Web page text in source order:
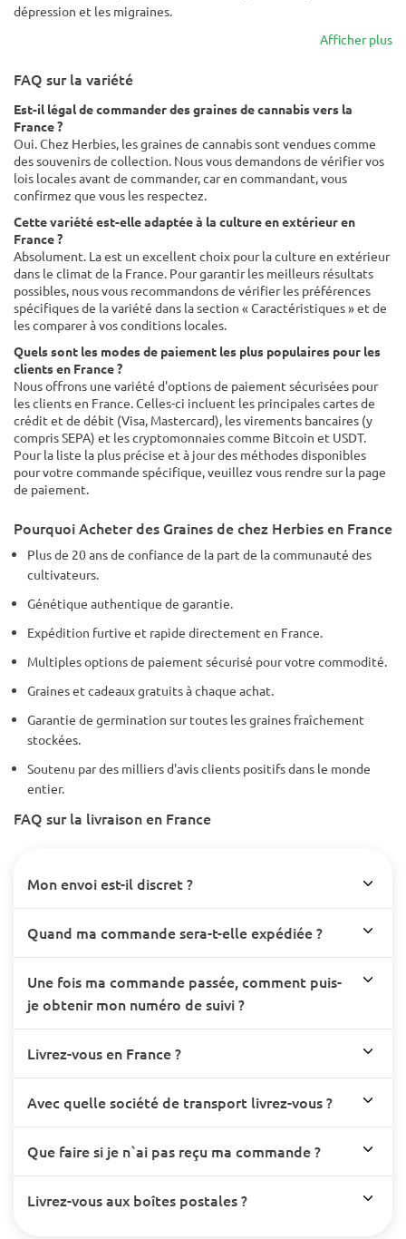
dépression et les migraines.
Afficher plus
FAQ sur la variété
Est-il légal de commander des graines de cannabis vers la
France ?
Oui. Chez Herbies, les graines de cannabis sont vendues comme
des souvenirs de collection. Nous vous demandons de vérifier vos
lois locales avant de commander, car en commandant, vous
confirmez que vous les respectez.
Cette variété est-elle adaptée à la culture en extérieur en
France ?
Absolument. La est un excellent choix pour la culture en extérieur
dans le climat de la France. Pour garantir les meilleurs résultats
possibles, nous vous recommandons de vérifier les préférences
spécifiques de la variété dans la section « Caractéristiques » et de
les comparer à vos conditions locales.
Quels sont les modes de paiement les plus populaires pour les
clients en France ?
Nous offrons une variété d'options de paiement sécurisées pour
les clients en France. Celles-ci incluent les principales cartes de
crédit et de débit (Visa, Mastercard), les virements bancaires (y
compris SEPA) et les cryptomonnaies comme Bitcoin et USDT.
Pour la liste la plus précise et à jour des méthodes disponibles
pour votre commande spécifique, veuillez vous rendre sur la page
de paiement.
Pourquoi Acheter des Graines de chez Herbies en France
Plus de 20 ans de confiance de la part de la communauté des
cultivateurs.
Génétique authentique de garantie.
Expédition furtive et rapide directement en France.
Multiples options de paiement sécurisé pour votre commodité.
Graines et cadeaux gratuits à chaque achat.
Garantie de germination sur toutes les graines fraîchement
stockées.
Soutenu par des milliers d'avis clients positifs dans le monde
entier.
FAQ sur la livraison en France
Mon envoi est-il discret ?
Quand ma commande sera-t-elle expédiée ?
Une fois ma commande passée, comment puis-
je obtenir mon numéro de suivi ?
Livrez-vous en France ?
Avec quelle société de transport livrez-vous ?
Que faire si je n`ai pas reçu ma commande ?
Livrez-vous aux boîtes postales ?